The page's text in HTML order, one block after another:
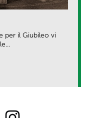
per il Giubileo vi